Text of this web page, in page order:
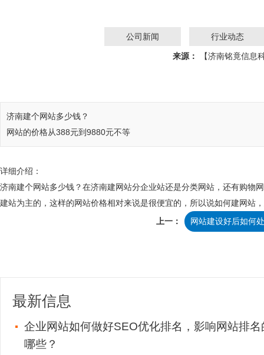
公司新闻 行业动态
来源： 【济南铭竟信息
济南建个网站多少钱？
网站的价格从388元到9880元不等
详细介绍：
济南建个网站多少钱？在济南建网站分企业站还是分类网站，还有购物
建站为主的，这样的网站价格相对来说是很便宜的，所以说如何建网
上一：
网站建设好后如何
最新信息
企业网站如何做好SEO优化排名，影响网站排
哪些？